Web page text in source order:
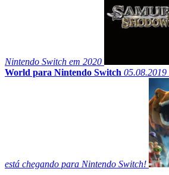
Nintendo Switch em 2020
World para Nintendo Switch 05.08.2019
está chegando para Nintendo Switch!